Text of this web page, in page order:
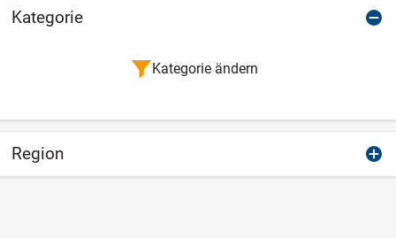
Kategorie
Kategorie ändern
Region